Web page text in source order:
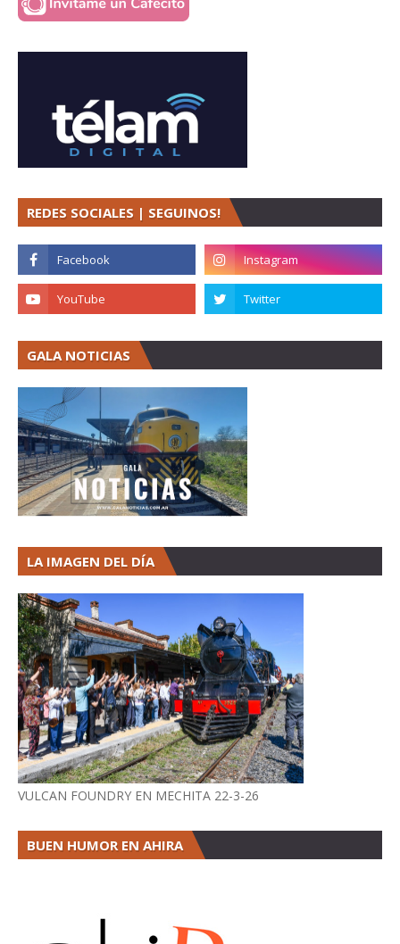
REDES SOCIALES | SEGUINOS!
GALA NOTICIAS
LA IMAGEN DEL DÍA
VULCAN FOUNDRY EN MECHITA 22-3-26
BUEN HUMOR EN AHIRA